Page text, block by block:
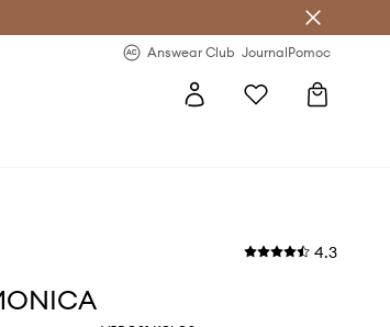
Answear Club JournalPomoc
4.3